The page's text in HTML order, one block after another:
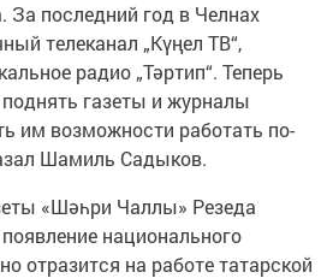
За последний год в Челнах
телеканал „Күңел ТВ“,
радио „Тәртип“. Теперь
газеты и журналы
им возможности работать по-
Шамиль Садыков.
«Шәһри Чаллы» Резеда
национального
отразится на работе татарской